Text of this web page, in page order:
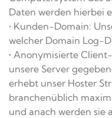
Daten werden hierbei
• Kunden-Domain:
welcher Domain Log-
• Anonymisierte
unsere Server
erhebt unser Hoster
branchenüblich
und anach werden sie